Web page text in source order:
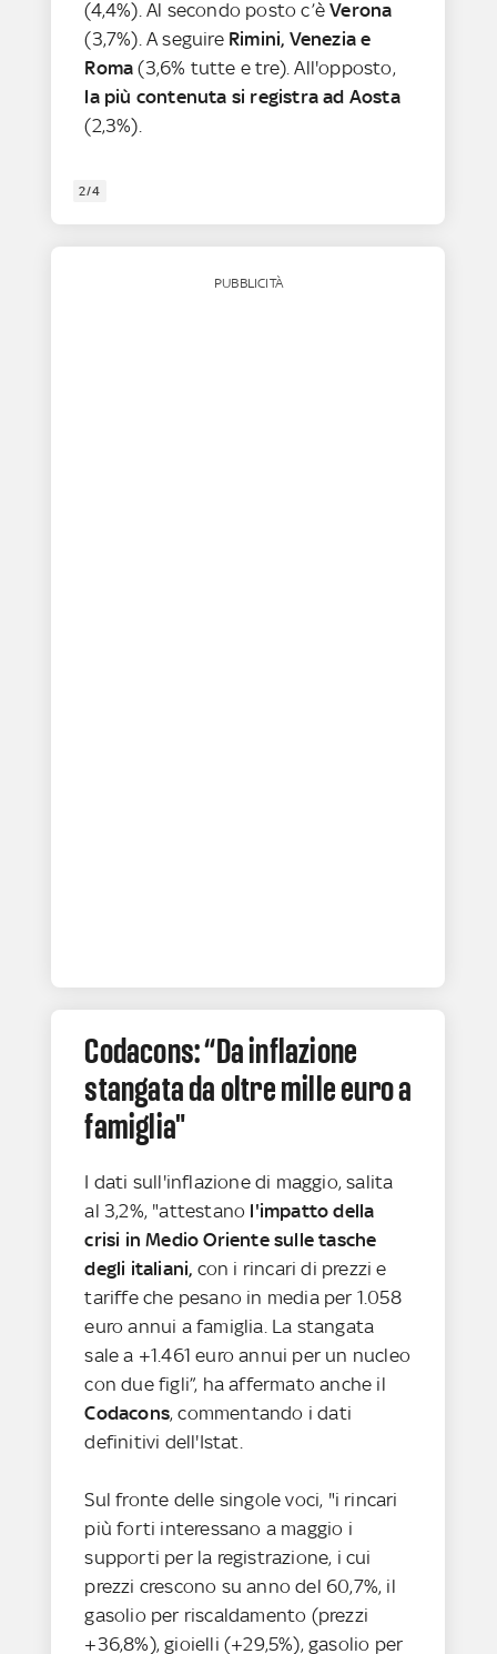
(4,4%). Al secondo posto c’èVerona
(3,7%). A seguireRimini, Venezia e
Roma (3,6% tutte e tre). All'opposto,
la più contenuta si registra ad Aosta
(2,3%).
2/4
PUBBLICITÀ
Codacons: “Da inflazione
stangata da oltre mille euro a
famiglia"
I dati sull'inflazione di maggio, salita
al 3,2%, "attestano l'impatto della
crisi in Medio Oriente sulle tasche
degli italiani, con i rincari di prezzi e
tariffe che pesano in media per 1.058
euro annui a famiglia. La stangata
sale a +1.461 euro annui per un nucleo
con due figli”, ha affermato anche il
Codacons, commentando i dati
definitivi dell'Istat.
Sul fronte delle singole voci, "i rincari
più forti interessano a maggio i
supporti per la registrazione, i cui
prezzi crescono su anno del 60,7%, il
gasolio per riscaldamento (prezzi
+36,8%), gioielli (+29,5%), gasolio per